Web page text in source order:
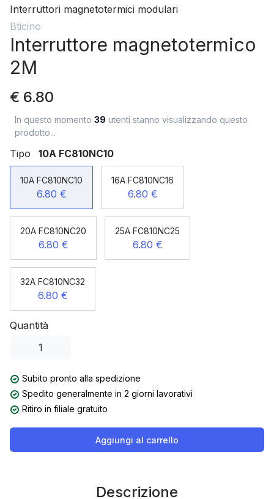
Interruttori magnetotermici modulari
Bticino
Interruttore magnetotermico
2M
€ 6.80
In questo momento 39 utenti stanno visualizzando questo
prodotto...
Tipo 10A FC810NC10
10A FC810NC10
6.80 €
16A FC810NC16
6.80 €
20A FC810NC20
6.80 €
25A FC810NC25
6.80 €
32A FC810NC32
6.80 €
Quantità
Subito pronto alla spedizione
Spedito generalmente in 2 giorni lavorativi
Ritiro in filiale gratuito
Aggiungi al carrello
Descrizione